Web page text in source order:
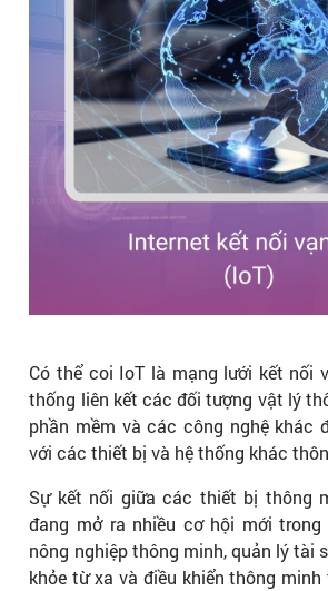
Có thể coi IoT là mạng lưới kết nối
thống liên kết các đối tượng vật lý
phần mềm và các công nghệ khác
với các thiết bị và hệ thống khác
Sự kết nối giữa các thiết bị thông
đang mở ra nhiều cơ hội mới
nông nghiệp thông minh, quản lý tài
khỏe từ xa và điều khiển thông